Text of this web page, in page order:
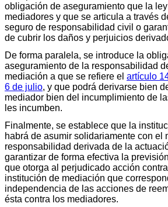
obligación de aseguramiento que la
mediadores y que se articula a través
seguro de responsabilidad civil o
de cubrir los daños y perjuicios
De forma paralela, se introduce la
aseguramiento de la responsabilidad
mediación a que se refiere el artículo
6 de julio, y que podrá derivarse bien
mediador bien del incumplimiento de
les incumben.
Finalmente, se establece que la
habrá de asumir solidariamente con el
responsabilidad derivada de la
garantizar de forma efectiva la
que otorga al perjudicado acción
institución de mediación que
independencia de las acciones de
ésta contra los mediadores.